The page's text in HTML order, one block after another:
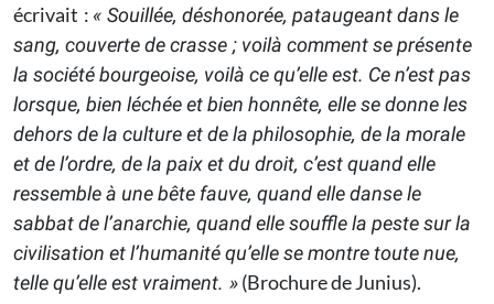
écrivait : « Souillée, déshonorée, pataugeant dans le
sang, couverte de crasse ; voilà comment se présente
la société bourgeoise, voilà ce qu’elle est. Ce n’est pas
lorsque, bien léchée et bien honnête, elle se donne les
dehors de la culture et de la philosophie, de la morale
et de l’ordre, de la paix et du droit, c’est quand elle
ressemble à une bête fauve, quand elle danse le
sabbat de l’anarchie, quand elle souffle la peste sur la
civilisation et l’humanité qu’elle se montre toute nue,
telle qu’elle est vraiment. »(Brochure de Junius).